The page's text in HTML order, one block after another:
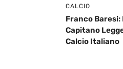
CALCIO
Franco
Capitano
Calcio Italiano